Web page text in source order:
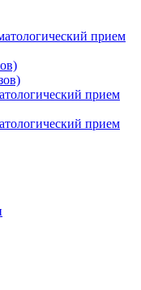
прием
прием
прием